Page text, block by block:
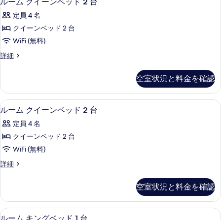
真
を
表
示
す
1
台
の
す
べ
写
真
を
表
示
す
る
ド
の
詳
細
ー
ム
ク
ー
ベ
ッ
ド
2
台
の
す
の
写
定員 4 名
クイーンベッド 2 台
WiFi (無料)
詳細
ル
イ
ー
ン
ッ
ド
台
の
詳
空室状況と料金を確認
ル
ー
ム
ク
ー
ベ
ッ
55 インチのテレビ (ケーブル放送視
6
ルーム クイーンベッド 2 台
定員 4 名
クイーンベッド 2 台
WiFi (無料)
詳細
ル
イ
ー
ン
空室状況と料金を確認
ル 高級寝具、セーフティボックス (室内
6